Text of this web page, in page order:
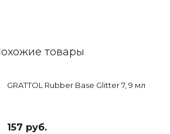
товары
GRATTOL Rubber Base Glitter 7, 9 мл
157 руб.